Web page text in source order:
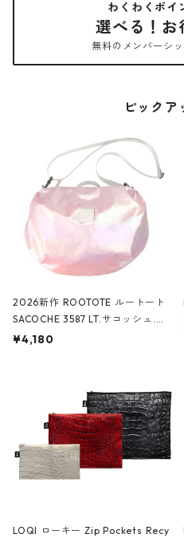
わくわくポイ
選べる！お
無料のメンバーシ
ピックア
2026新作 ROOTOTE ルートート
SACOCHE 3587 LT.サコッシュ.ル
ミエ-B ショルダーバッグ グロスピ
¥4,180
LOQI ローキー Zip Pockets Recy